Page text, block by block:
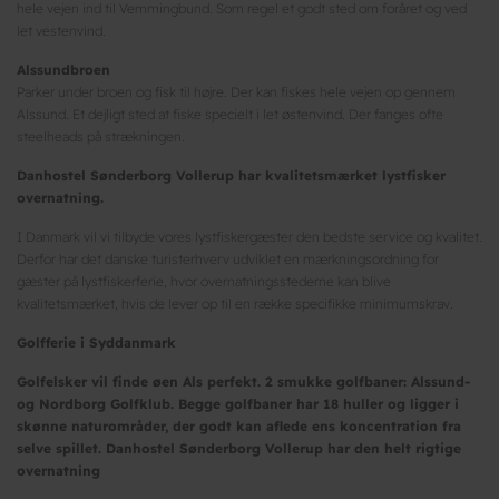
hele vejen ind til Vemmingbund. Som regel et godt sted om foråret og ved
Alssundbroen
Parker under broen og fisk til højre. Der kan fiskes hele vejen op gennem
Alssund. Et dejligt sted at fiske specielt i let østenvind. Der fanges ofte
steelheads på strækningen.
Danhostel Sønderborg Vollerup har kvalitetsmærket lystfisker
overnatning.
I Danmark vil vi tilbyde vores lystfiskergæster den bedste service og kvalitet.
Derfor har det danske turisterhverv udviklet en mærkningsordning for
gæster på lystfiskerferie, hvor overnatningsstederne kan blive
kvalitetsmærket, hvis de lever op til en række specifikke minimumskrav.
Golfferie i Syddanmark
Golfelsker vil finde øen Als perfekt. 2 smukke golfbaner: Alssund-
og Nordborg Golfklub. Begge golfbaner har 18 huller og ligger i
skønne naturområder, der godt kan aflede ens koncentration fra
selve spillet. Danhostel Sønderborg Vollerup har den helt rigtige
overnatning